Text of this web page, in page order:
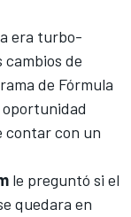
era turbo-
de
de Fórmula
contar con un
le preguntó si el
quedara en